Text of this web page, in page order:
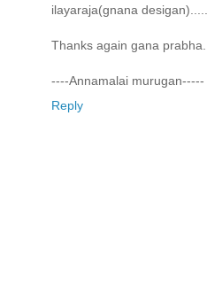
ilayaraja(gnana desigan)......
Thanks again gana prabha...
----Annamalai murugan-----
Reply